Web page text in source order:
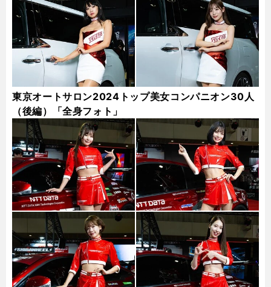
東京オートサロン2024トップ美女コンパニオン30人
（後編）「全身フォト」